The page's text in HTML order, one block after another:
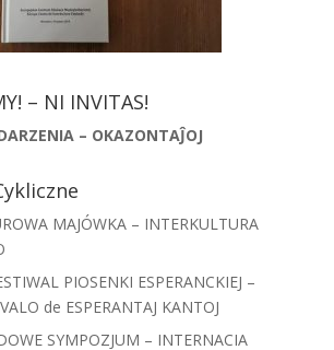
– NI INVITAS!
– OKAZONTAĴOJ
MAJÓWKA – INTERKULTURA
PIOSENKI ESPERANCKIEJ –
de ESPERANTAJ KANTOJ
SYMPOZJUM – INTERNACIA